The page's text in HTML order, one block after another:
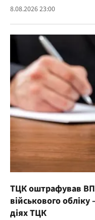
8.08.2026 23:00
ТЦК оштрафував
військового
діях ТЦК